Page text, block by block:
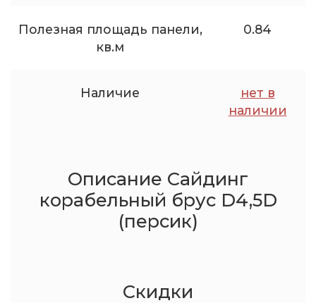
Полезная площадь панели,
кв.м
0.84
Наличие
нет в
наличии
Описание Сайдинг
корабельный брус D4,5D
(персик)
Скидки